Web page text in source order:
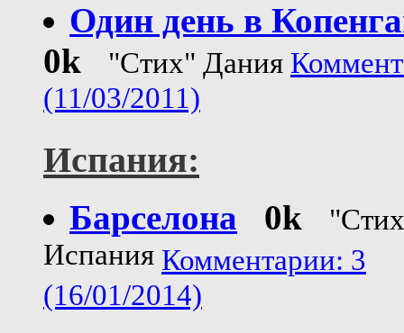
Один день в
0k
"Стих" Дания
(11/03/2011)
Испания:
Барселона 0k
Испания Комментарии: 3
(16/01/2014)